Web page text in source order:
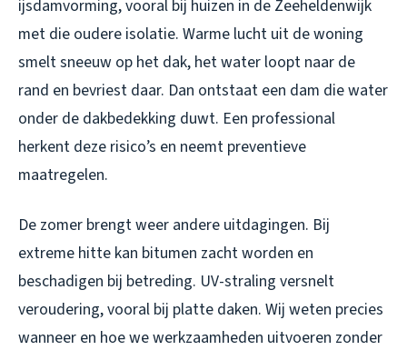
ijsdamvorming, vooral bij huizen in de Zeeheldenwijk
met die oudere isolatie. Warme lucht uit de woning
smelt sneeuw op het dak, het water loopt naar de
rand en bevriest daar. Dan ontstaat een dam die water
onder de dakbedekking duwt. Een professional
herkent deze risico’s en neemt preventieve
maatregelen.
De zomer brengt weer andere uitdagingen. Bij
extreme hitte kan bitumen zacht worden en
beschadigen bij betreding. UV-straling versnelt
veroudering, vooral bij platte daken. Wij weten precies
wanneer en hoe we werkzaamheden uitvoeren zonder